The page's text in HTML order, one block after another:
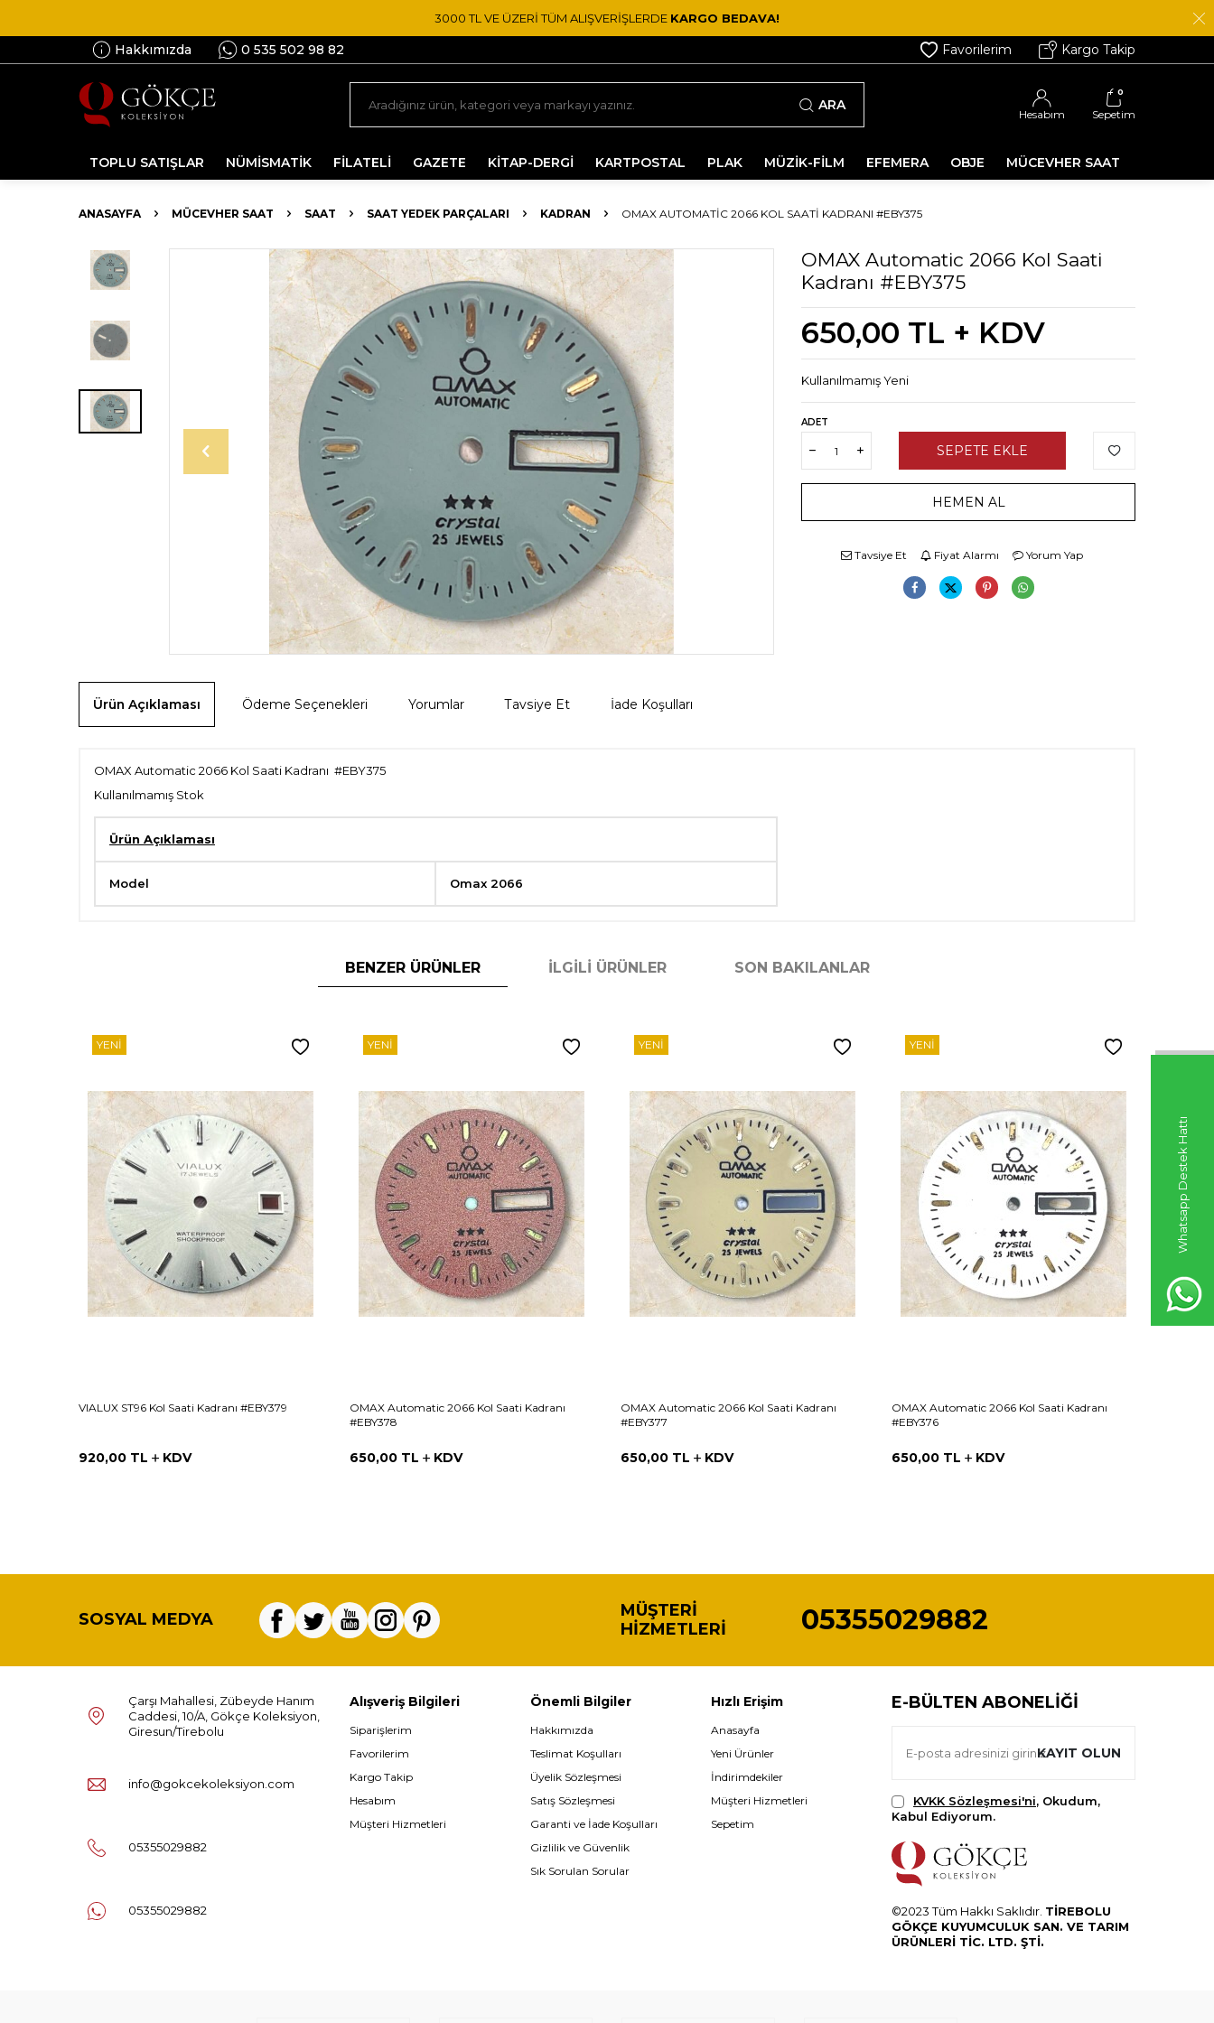
Whatsapp Destek Hattı
3000 TL VE ÜZERİ TÜM ALIŞVERİŞLERDE KARGO BEDAVA!
Hakkımızda 0 535 502 98 82 Favorilerim Kargo Takip
ARA
Hesabım
0
Sepetim
TOPLU SATIŞLAR NÜMİSMATİK FİLATELİ GAZETE KİTAP-DERGİ KARTPOSTAL PLAK MÜZİK-FİLM EFEMERA OBJE MÜCEVHER SAAT
ANASAYFA MÜCEVHER SAAT SAAT SAAT YEDEK PARÇALARI KADRAN OMAX AUTOMATIC 2066 KOL SAATI KADRANI #EBY375
OMAX Automatic 2066 Kol Saati
Kadranı #EBY375
650,00 TL + KDV
Kullanılmamış Yeni
ADET
SEPETE EKLE
HEMEN AL
Tavsiye Et Fiyat Alarmı Yorum Yap
Ürün Açıklaması Ödeme Seçenekleri Yorumlar Tavsiye Et İade Koşulları
OMAX Automatic 2066 Kol Saati Kadranı #EBY375
Kullanılmamış Stok
Ürün Açıklaması
Model Omax 2066
BENZER ÜRÜNLER İLGILI ÜRÜNLER SON BAKILANLAR
YENI
VIALUX ST96 Kol Saati Kadranı #EBY379
920,00 TL KDV
YENI
OMAX Automatic 2066 Kol Saati Kadranı
#EBY378
650,00 TL KDV
YENI
OMAX Automatic 2066 Kol Saati Kadranı
#EBY377
650,00 TL KDV
YENI
OMAX Automatic 2066 Kol Saati Kadranı
#EBY376
650,00 TL KDV
SOSYAL MEDYA
MÜŞTERI
HIZMETLERI
05355029882
Çarşı Mahallesi, Zübeyde Hanım
Caddesi, 10/A, Gökçe Koleksiyon,
Giresun/Tirebolu
info@gokcekoleksiyon.com
05355029882
05355029882
Alışveriş Bilgileri
Siparişlerim
Favorilerim
Kargo Takip
Hesabım
Müşteri Hizmetleri
Önemli Bilgiler
Hakkımızda
Teslimat Koşulları
Üyelik Sözleşmesi
Satış Sözleşmesi
Garanti ve İade Koşulları
Gizlilik ve Güvenlik
Sık Sorulan Sorular
Hızlı Erişim
Anasayfa
Yeni Ürünler
İndirimdekiler
Müşteri Hizmetleri
Sepetim
E-BÜLTEN ABONELIĞI
KAYIT OLUN
KVKK Sözleşmesi'ni, Okudum,
Kabul Ediyorum.
©2023 Tüm Hakkı Saklıdır. TİREBOLU
GÖKÇE KUYUMCULUK SAN. VE TARIM
ÜRÜNLERİ TİC. LTD. ŞTİ.